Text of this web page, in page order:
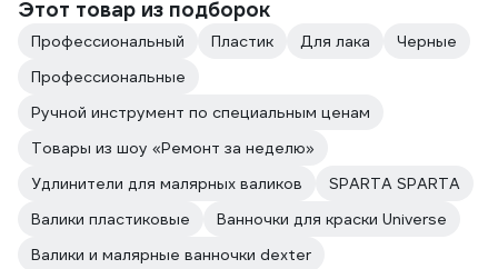
Этот товар из подборок
Профессиональный Пластик Для лака
Черные
Профессиональные
Ручной инструмент по специальным ценам
Товары из шоу «Ремонт за неделю»
Удлинители для малярных валиков
SPARTA SPARTA
Валики пластиковые
Ванночки для краски Universe
Валики и малярные ванночки dexter